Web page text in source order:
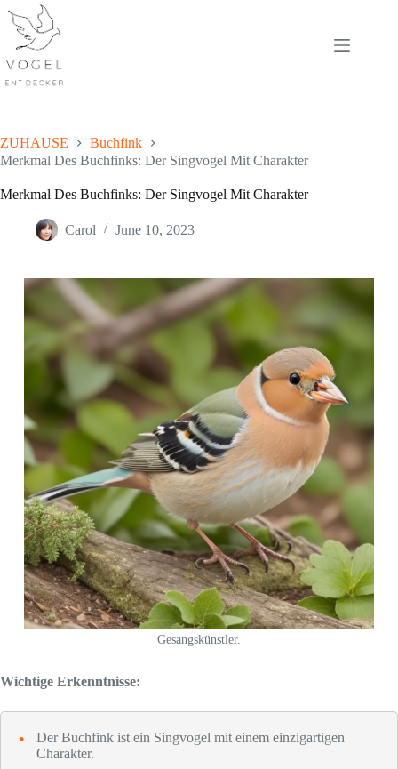
content
ZUHAUSE
Buchfink
Merkmal Des Buchfinks: Der Singvogel Mit Charakter
Merkmal Des Buchfinks: Der Singvogel Mit Charakter
Carol June 10, 2023
Gesangskünstler.
Wichtige Erkenntnisse:
Der Buchfink ist ein Singvogel mit einem einzigartigen
Charakter.